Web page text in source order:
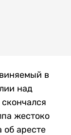
в
над
жестоко
об аресте